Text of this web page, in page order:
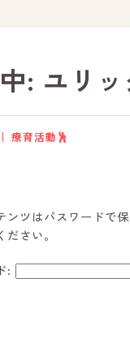
: ユリ
療育活動🕺
ンツはパスワードで
さい。
: